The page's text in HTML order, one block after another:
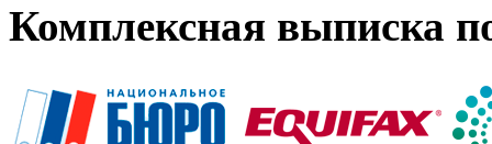
Комплексная выписка